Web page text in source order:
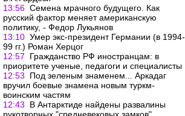
13:56 Семена мрачного будущего. Как
русский фактор меняет американскую
политику, - Федор Лукьянов
13:10 Умер экс-президент Германии (в 1994-
99 гг.) Роман Херцог
12:57
Гражданство РФ иностранцам: в
приоритете ученые, педагоги и специалисты
12:53
Под зеленым знаменем... Аркадаг
вручил боевые знамена новым туркм-
воинским частям
12:43
В Антарктиде найдены развалины